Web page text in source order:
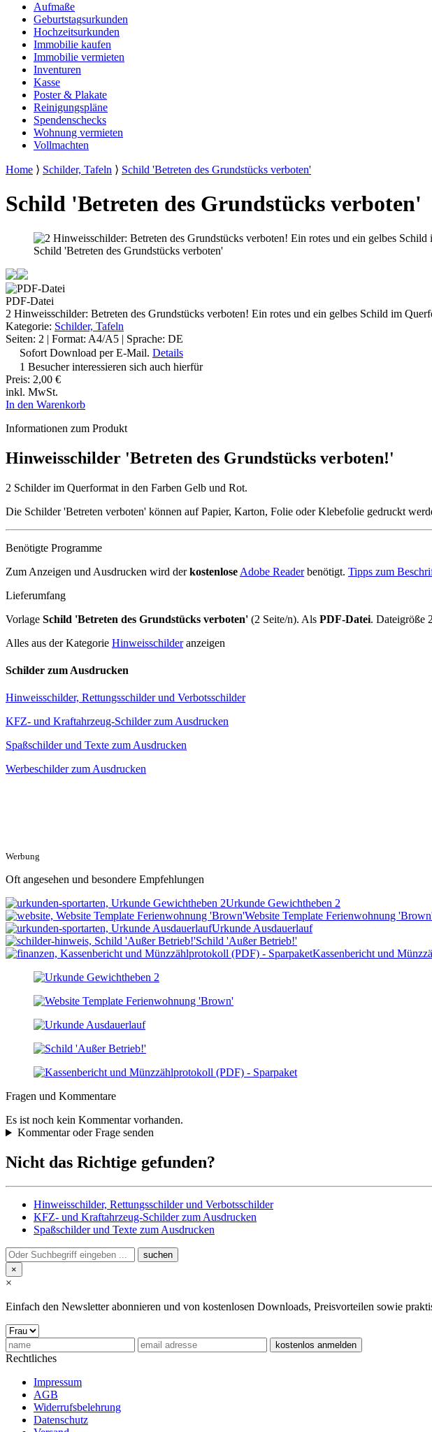
Aufmaße
Geburtstagsurkunden
Hochzeitsurkunden
Immobilie kaufen
Immobilie vermieten
Inventuren
Kasse
Poster & Plakate
Reinigungspläne
Spendenschecks
Wohnung vermieten
Vollmachten
Home ⟩ Schilder, Tafeln ⟩ Schild 'Betreten des Grundstücks verboten'
Schild 'Betreten des Grundstücks verboten'
Schild 'Betreten des Grundstücks verboten'
PDF-Datei
2 Hinweisschilder: Betreten des Grundstücks verboten! Ein rotes und ein gelbes Schild im
Kategorie: Schilder, Tafeln
Seiten: 2 | Format: A4/A5 | Sprache: DE
Sofort Download per E-Mail. Details
1 Besucher interessieren sich auch hierfür
Preis: 2,00 €
inkl. MwSt.
In den Warenkorb
Informationen zum Produkt
Hinweisschilder 'Betreten des Grundstücks verboten!'
2 Schilder im Querformat in den Farben Gelb und Rot.
Die Schilder 'Betreten verboten' können auf Papier, Karton, Folie oder Klebefolie gedruckt
Benötigte Programme
Zum Anzeigen und Ausdrucken wird derkostenlose Adobe Readerbenötigt. Tipps zum
Lieferumfang
Vorlage Schild 'Betreten des Grundstücks verboten' (2 Seite/n). Als PDF-Datei. Dateigröße
Alles aus der Kategorie Hinweisschilderanzeigen
Schilder zum Ausdrucken
Hinweisschilder, Rettungsschilder und Verbotsschilder
KFZ- und Kraftahrzeug-Schilder zum Ausdrucken
Spaßschilder und Texte zum Ausdrucken
Werbeschilder zum Ausdrucken
Werbung
Oft angesehen und besondere Empfehlungen
Urkunde Gewichtheben 2
Website Template Ferienwohnung
Urkunde Ausdauerlauf
Schild 'Außer Betrieb!'
Kassenbericht und
Fragen und Kommentare
Es ist noch kein Kommentar vorhanden.
Kommentar oder Frage senden
Nicht das Richtige gefunden?
Hinweisschilder, Rettungsschilder und Verbotsschilder
KFZ- und Kraftahrzeug-Schilder zum Ausdrucken
Spaßschilder und Texte zum Ausdrucken
×
×
Einfach den Newsletter abonnieren und von kostenlosen Downloads, Preisvorteilen sowie
Rechtliches
Impressum
AGB
Widerrufsbelehrung
Datenschutz